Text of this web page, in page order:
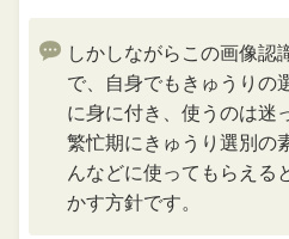
しかしながらこの画像認
で、自身でもきゅうりの
に身に付き、使うのは迷
繁忙期にきゅうり選別の
んなどに使ってもらえる
かす方針です。